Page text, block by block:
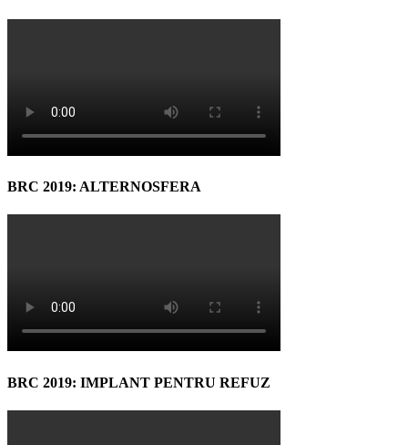
BRC 2019: ALTERNOSFERA
BRC 2019: IMPLANT PENTRU REFUZ